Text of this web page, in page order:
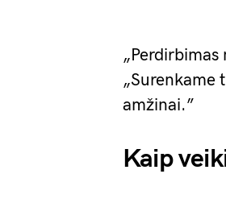
„Perdirbimas
„Surenkame
amžinai.”
Kaip